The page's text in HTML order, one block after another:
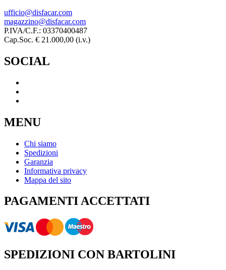
ufficio@disfacar.com
magazzino@disfacar.com
P.IVA/C.F.: 03370400487
Cap.Soc. € 21.000,00 (i.v.)
SOCIAL
MENU
Chi siamo
Spedizioni
Garanzia
Informativa privacy
Mappa del sito
PAGAMENTI ACCETTATI
SPEDIZIONI CON BARTOLINI